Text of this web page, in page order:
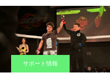
サポート情報